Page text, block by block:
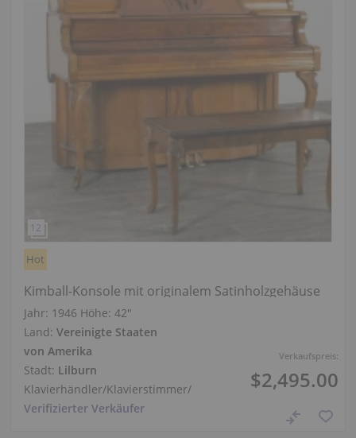
Verkaufspreis:
$2,495.00
Hot
Kimball-Konsole mit originalem Satinholzgehäuse
Jahr: 1946 Höhe: 42″
Land: Vereinigte Staaten
von Amerika
Stadt: Lilburn
Klavierhändler/Klavierstimmer/
Verifizierter Verkäufer